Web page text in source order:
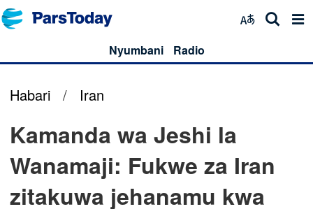
Nyumbani Radio
Habari / Iran
Kamanda wa Jeshi la
Wanamaji: Fukwe za Iran
zitakuwa jehanamu kwa